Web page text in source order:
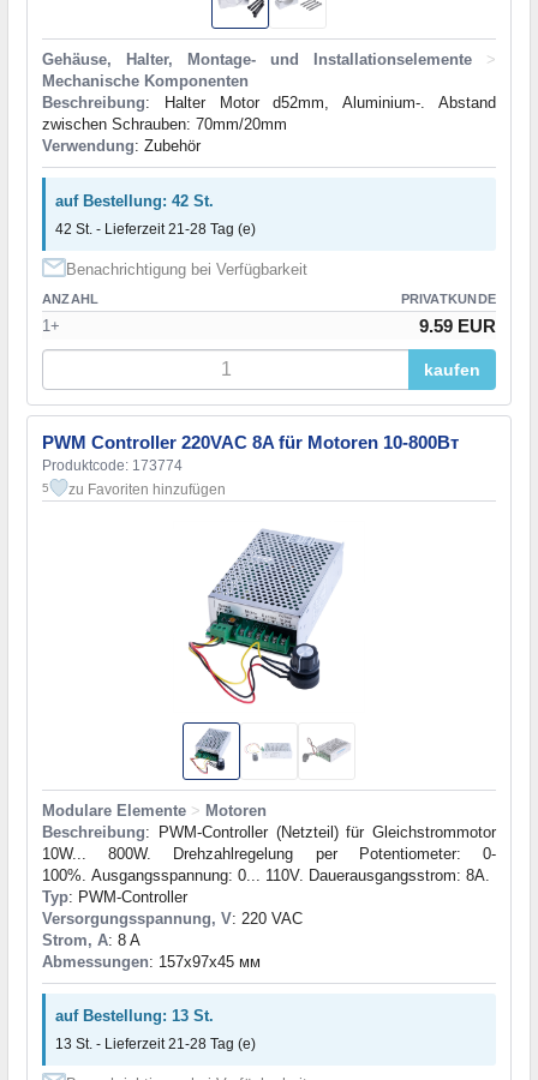
Gehäuse, Halter, Montage- und Installationselemente
>
Mechanische Komponenten
Beschreibung: Halter Motor d52mm, Aluminium-. Abstand
zwischen Schrauben: 70mm/20mm
Verwendung: Zubehör
auf Bestellung: 42 St.
42 St. - Lieferzeit 21-28 Tag (e)
Benachrichtigung bei Verfügbarkeit
ANZAHL PRIVATKUNDE
1+ 9.59 EUR
kaufen
PWM Controller 220VAC 8A für Motoren 10-800Вт
Produktcode: 173774
5 zu Favoriten hinzufügen
Modulare Elemente > Motoren
Beschreibung: PWM-Controller (Netzteil) für Gleichstrommotor
10W... 800W. Drehzahlregelung per Potentiometer: 0-
100%. Ausgangsspannung: 0... 110V. Dauerausgangsstrom: 8A.
Typ: PWM-Controller
Versorgungsspannung, V: 220 VAC
Strom, A: 8 A
Abmessungen: 157x97x45 мм
auf Bestellung: 13 St.
13 St. - Lieferzeit 21-28 Tag (e)